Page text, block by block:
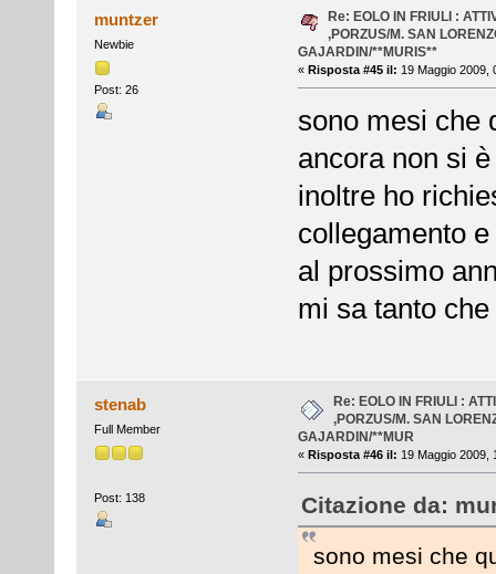
GAJARDIN/**MURIS** (Letto 109954 volte)
muntzer
Newbie
Post: 26
Re: EOLO IN FRIULI :
,PORZUS/M. SAN
GAJARDIN/**MURIS**
« Risposta #45 il: 19 Maggio 2009,
sono mesi che
ancora non si
inoltre ho
collegamento
al prossimo
mi sa tanto
stenab
Full Member
Post: 138
Re: EOLO IN FRIULI :
,PORZUS/M. SAN
GAJARDIN/**MUR
« Risposta #46 il: 19 Maggio 2009,
Citazione da:
sono mesi che